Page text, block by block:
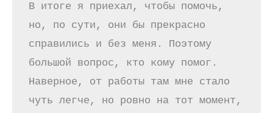
В итоге я приехал, чтобы помочь,
но, по сути, они бы прекрасно
справились и без меня. Поэтому
большой вопрос, кто кому помог.
Наверное, от работы там мне стало
чуть легче, но ровно на тот момент,